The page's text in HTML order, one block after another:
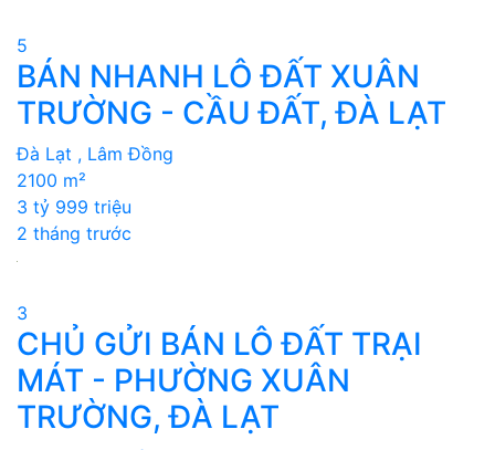
5
BÁN NHANH LÔ ĐẤT XUÂN
TRƯỜNG - CẦU ĐẤT, ĐÀ LẠT
Đà Lạt , Lâm Đồng
2100 m²
3 tỷ 999 triệu
2 tháng trước
3
CHỦ GỬI BÁN LÔ ĐẤT TRẠI
MÁT - PHƯỜNG XUÂN
TRƯỜNG, ĐÀ LẠT